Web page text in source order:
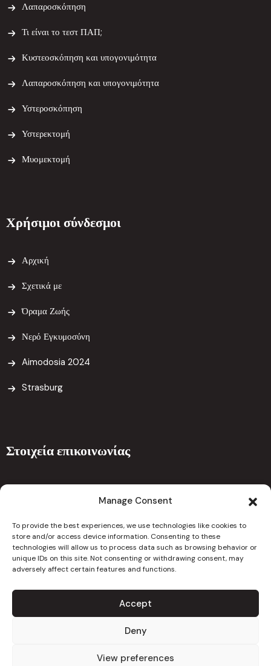
Manage Consent
To provide the best experiences, we use technologies like cookies to
store and/or access device information. Consenting to these
technologies will allow us to process data such as browsing behavior or
unique IDs on this site. Not consenting or withdrawing consent, may
adversely affect certain features and functions.
Accept
Deny
View preferences
Λαπαροσκόπηση
Τι είναι το τεστ ΠΑΠ;
Κυστεοσκόπηση και υπογονιμότητα
Λαπαροσκόπηση και υπογονιμότητα
Υστεροσκόπηση
Υστερεκτομή
Μυομεκτομή
Χρήσιμοι σύνδεσμοι
Αρχική
Σχετικά με
Όραμα Ζωής
Νερό Εγκυμοσύνη
Aimodosia 2024
Strasburg
Στοιχεία επικοινωνίας
info@christoforouclinic.com
24667626
Copyright 2023. All Rights Reserved
Πολιτική Ιστοσελίδας